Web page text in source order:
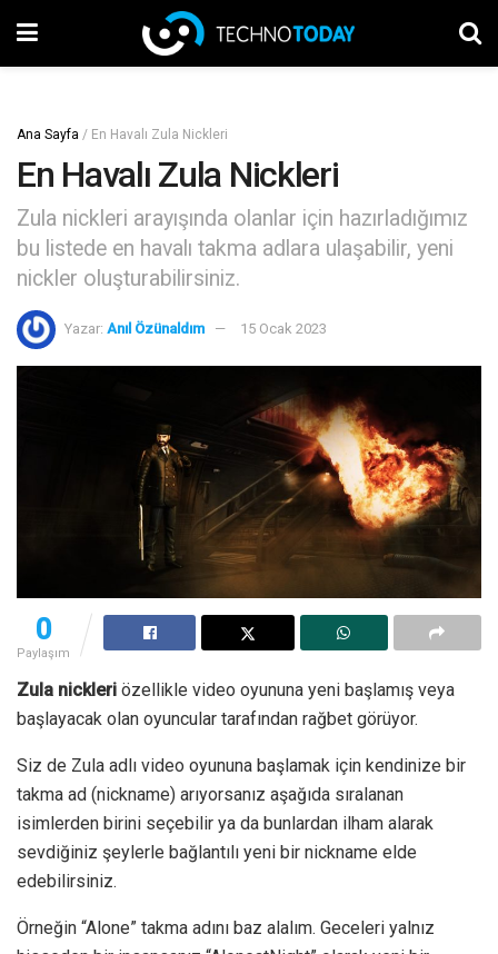
Ana Sayfa / En Havalı Zula Nickleri
En Havalı Zula Nickleri
Zula nickleri arayışında olanlar için hazırladığımız
bu listede en havalı takma adlara ulaşabilir, yeni
nickler oluşturabilirsiniz.
Yazar: Anıl Özünaldım 15 Ocak 2023
0
Paylaşım
Zula nickleri özellikle video oyununa yeni başlamış veya
başlayacak olan oyuncular tarafından rağbet görüyor.
Siz de Zula adlı video oyununa başlamak için kendinize bir
takma ad (nickname) arıyorsanız aşağıda sıralanan
isimlerden birini seçebilir ya da bunlardan ilham alarak
sevdiğiniz şeylerle bağlantılı yeni bir nickname elde
edebilirsiniz.
Örneğin “Alone” takma adını baz alalım. Geceleri yalnız